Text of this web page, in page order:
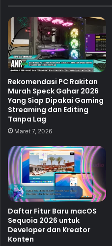
Rekomendasi PC Rakitan
Murah Speck Gahar 2026
Yang Siap Dipakai Gaming
Streaming dan Editing
Tanpa Lag
Maret 7, 2026
Daftar Fitur Baru macOS
Sequoia 2026 untuk
Developer dan Kreator
Konten